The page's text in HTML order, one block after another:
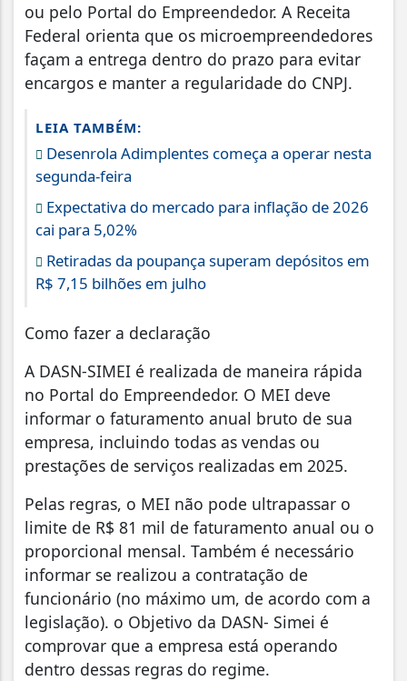
ou pelo Portal do Empreendedor. A Receita
Federal orienta que os microempreendedores
façam a entrega dentro do prazo para evitar
encargos e manter a regularidade do CNPJ.
LEIA TAMBÉM:
Desenrola Adimplentes começa a operar nesta
segunda-feira
Expectativa do mercado para inflação de 2026
cai para 5,02%
Retiradas da poupança superam depósitos em
R$ 7,15 bilhões em julho
Como fazer a declaração
A DASN-SIMEI é realizada de maneira rápida
no Portal do Empreendedor. O MEI deve
informar o faturamento anual bruto de sua
empresa, incluindo todas as vendas ou
prestações de serviços realizadas em 2025.
Pelas regras, o MEI não pode ultrapassar o
limite de R$ 81 mil de faturamento anual ou o
proporcional mensal. Também é necessário
informar se realizou a contratação de
funcionário (no máximo um, de acordo com a
legislação). o Objetivo da DASN- Simei é
comprovar que a empresa está operando
dentro dessas regras do regime.